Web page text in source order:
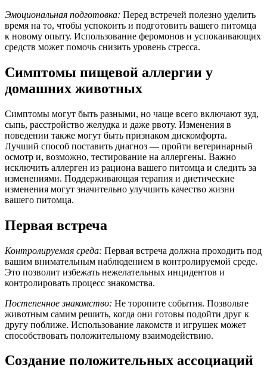
Эмоциональная подготовка: Перед встречей полезно уделить
время на то, чтобы успокоить и подготовить вашего питомца
к новому опыту. Использование феромонов и успокаивающих
средств может помочь снизить уровень стресса.
Симптомы пищевой аллергии у
домашних животных
Симптомы могут быть разными, но чаще всего включают зуд,
сыпь, расстройство желудка и даже рвоту. Изменения в
поведении также могут быть признаком дискомфорта.
Лучший способ поставить диагноз — пройти ветеринарный
осмотр и, возможно, тестирование на аллергены. Важно
исключить аллерген из рациона вашего питомца и следить за
изменениями. Поддерживающая терапия и диетические
изменения могут значительно улучшить качество жизни
вашего питомца.
Первая встреча
Контролируемая среда: Первая встреча должна проходить под
вашим внимательным наблюдением в контролируемой среде.
Это позволит избежать нежелательных инцидентов и
контролировать процесс знакомства.
Постепенное знакомство: Не торопите события. Позвольте
животным самим решить, когда они готовы подойти друг к
другу поближе. Использование лакомств и игрушек может
способствовать положительному взаимодействию.
Создание положительных ассоциаций